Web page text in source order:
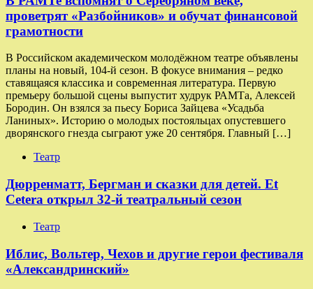
проветрят «Разбойников» и обучат финансовой
грамотности
В Российском академическом молодёжном театре объявлены
планы на новый, 104-й сезон. В фокусе внимания – редко
ставящаяся классика и современная литература. Первую
премьеру большой сцены выпустит худрук РАМТа, Алексей
Бородин. Он взялся за пьесу Бориса Зайцева «Усадьба
Ланиных». Историю о молодых постояльцах опустевшего
дворянского гнезда сыграют уже 20 сентября. Главный […]
Театр
Дюрренматт, Бергман и сказки для детей. Et
Cetera открыл 32-й театральный сезон
Театр
​​Иблис, Вольтер, Чехов и другие герои фестиваля
«Александринский»